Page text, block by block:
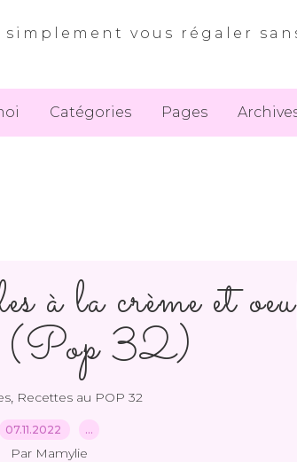
simplement vous régaler
Catégories Pages
la crème et
(Pop 32)
, Recettes au POP 32
07.11.2022 …
Par Mamylie